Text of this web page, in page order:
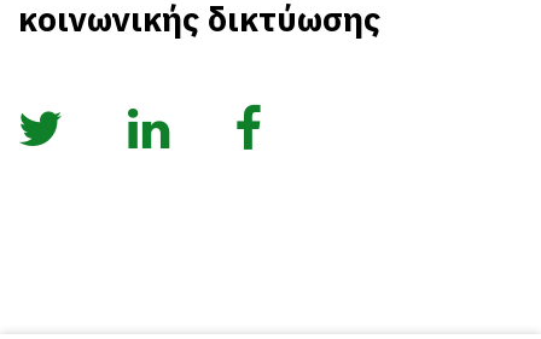
κοινωνικής δικτύωσης